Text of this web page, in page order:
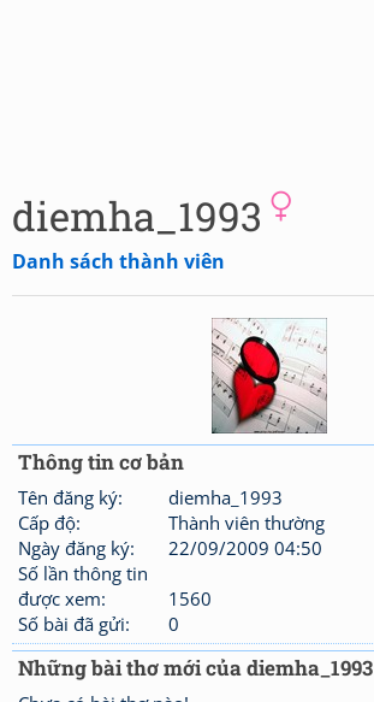
diemha_1993
Danh sách thành viên
Thông tin cơ bản
Tên đăng ký:
diemha_1993
Cấp độ:
Thành viên thường
Ngày đăng ký:
22/09/2009 04:50
Số lần thông tin
được xem:
1560
Số bài đã gửi:
0
Những bài thơ mới của diemha_1993